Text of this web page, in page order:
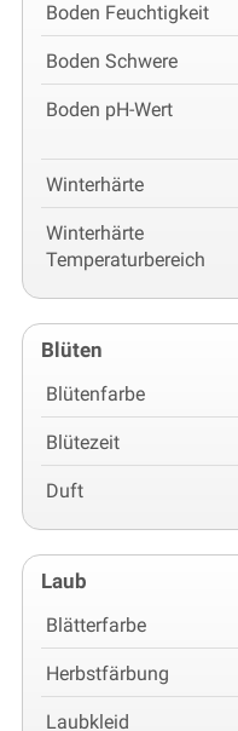
Boden Feuchtigkeit
Boden Schwere
Boden pH-Wert
Winterhärte
Winterhärte
Temperaturbereich
Blüten
Blütenfarbe
Blütezeit
Duft
Laub
Blätterfarbe
Herbstfärbung
Laubkleid